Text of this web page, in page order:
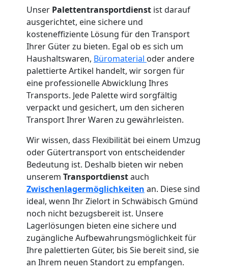
Unser Palettentransportdienst ist darauf
ausgerichtet, eine sichere und
kosteneffiziente Lösung für den Transport
Ihrer Güter zu bieten. Egal ob es sich um
Haushaltswaren, Büromaterial oder andere
palettierte Artikel handelt, wir sorgen für
eine professionelle Abwicklung Ihres
Transports. Jede Palette wird sorgfältig
verpackt und gesichert, um den sicheren
Transport Ihrer Waren zu gewährleisten.
Wir wissen, dass Flexibilität bei einem Umzug
oder Gütertransport von entscheidender
Bedeutung ist. Deshalb bieten wir neben
unserem Transportdienstauch
Zwischenlagermöglichkeiten an. Diese sind
ideal, wenn Ihr Zielort in Schwäbisch Gmünd
noch nicht bezugsbereit ist. Unsere
Lagerlösungen bieten eine sichere und
zugängliche Aufbewahrungsmöglichkeit für
Ihre palettierten Güter, bis Sie bereit sind, sie
an Ihrem neuen Standort zu empfangen.